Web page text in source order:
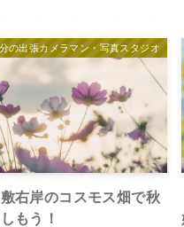
の出張カメラマン・写真スタジオ
右岸のコスモス畑で秋
もう！